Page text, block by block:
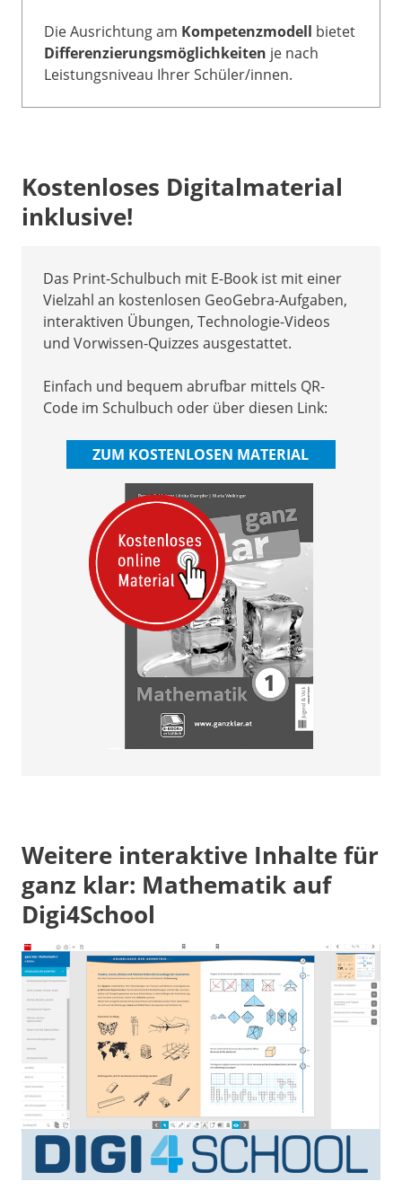
Die Ausrichtung am Kompetenzmodell bietet
Differenzierungsmöglichkeiten je nach
Leistungsniveau Ihrer Schüler/innen.
Kostenloses Digitalmaterial
inklusive!
Das Print-Schulbuch mit E-Book ist mit einer
Vielzahl an kostenlosen GeoGebra-Aufgaben,
interaktiven Übungen, Technologie-Videos
und Vorwissen-Quizzes ausgestattet.
Einfach und bequem abrufbar mittels QR-
Code im Schulbuch oder über diesen Link:
ZUM KOSTENLOSEN MATERIAL
Weitere interaktive Inhalte für
ganz klar: Mathematik auf
Digi4School